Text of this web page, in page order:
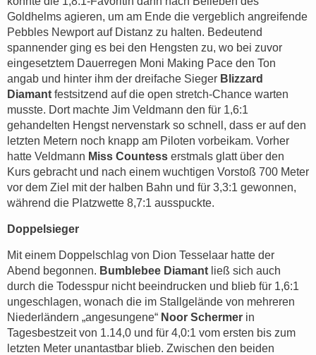
Goldhelms agieren, um am Ende die vergeblich angreifende
Pebbles Newport auf Distanz zu halten. Bedeutend
spannender ging es bei den Hengsten zu, wo bei zuvor
eingesetztem Dauerregen Moni Making Pace den Ton
angab und hinter ihm der dreifache Sieger Blizzard
Diamant festsitzend auf die open stretch-Chance warten
musste. Dort machte Jim Veldmann den für 1,6:1
gehandelten Hengst nervenstark so schnell, dass er auf den
letzten Metern noch knapp am Piloten vorbeikam. Vorher
hatte Veldmann Miss Countess erstmals glatt über den
Kurs gebracht und nach einem wuchtigen Vorstoß 700 Meter
vor dem Ziel mit der halben Bahn und für 3,3:1 gewonnen,
während die Platzwette 8,7:1 ausspuckte.
Doppelsieger
Mit einem Doppelschlag von Dion Tesselaar hatte der
Abend begonnen. Bumblebee Diamant ließ sich auch
durch die Todesspur nicht beeindrucken und blieb für 1,6:1
ungeschlagen, wonach die im Stallgelände von mehreren
Niederländern „angesungene“ Noor Schermer in
Tagesbestzeit von 1.14,0 und für 4,0:1 vom ersten bis zum
letzten Meter unantastbar blieb. Zwischen den beiden